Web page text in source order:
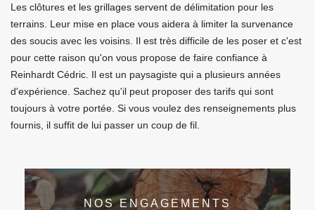
Les clôtures et les grillages servent de délimitation pour les
terrains. Leur mise en place vous aidera à limiter la survenance
des soucis avec les voisins. Il est très difficile de les poser et c'est
pour cette raison qu'on vous propose de faire confiance à
Reinhardt Cédric. Il est un paysagiste qui a plusieurs années
d'expérience. Sachez qu'il peut proposer des tarifs qui sont
toujours à votre portée. Si vous voulez des renseignements plus
fournis, il suffit de lui passer un coup de fil.
NOS ENGAGEMENTS